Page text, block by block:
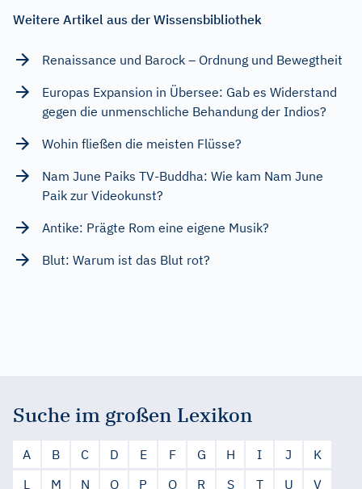
Weitere Artikel aus der Wissensbibliothek
Renaissance und Barock – Ordnung und Bewegtheit
Europas Expansion in Übersee: Gab es Widerstand
gegen die unmenschliche Behandung der Indios?
Wohin fließen die meisten Flüsse?
Nam June Paiks TV-Buddha: Wie kam Nam June
Paik zur Videokunst?
Antike: Prägte Rom eine eigene Musik?
Blut: Warum ist das Blut rot?
Suche im großen Lexikon
A B C D E F G H I J
K
L
M N O P Q R S T U
V